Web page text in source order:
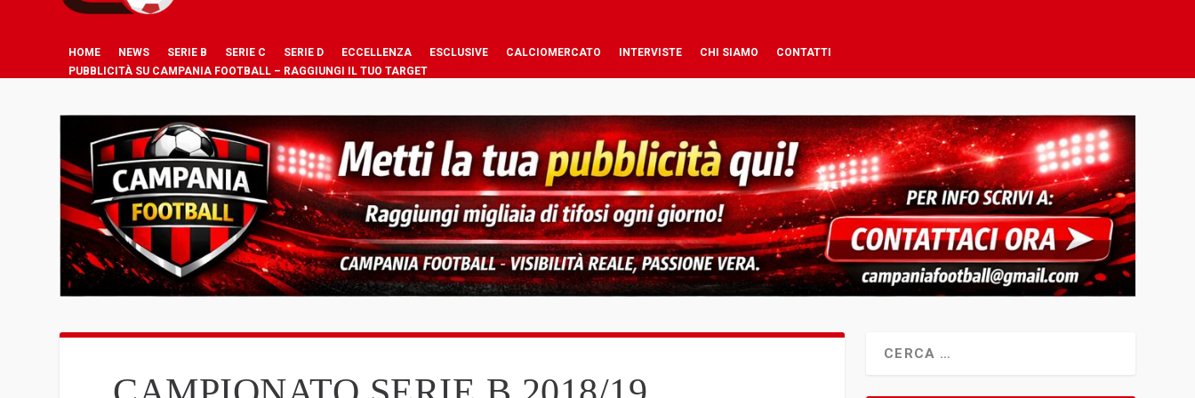
HOME NEWS SERIE B SERIE C SERIE D ECCELLENZA ESCLUSIVE CALCIOMERCATO INTERVISTE CHI SIAMO
CONTATTI
PUBBLICITÀ SU CAMPANIA FOOTBALL – RAGGIUNGI IL TUO TARGET